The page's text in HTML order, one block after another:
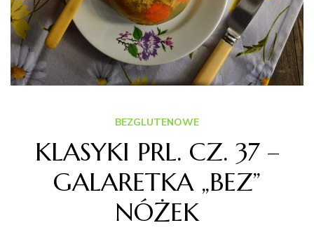
BEZGLUTENOWE
KLASYKI PRL. CZ. 37 –
GALARETKA „BEZ”
NÓŻEK